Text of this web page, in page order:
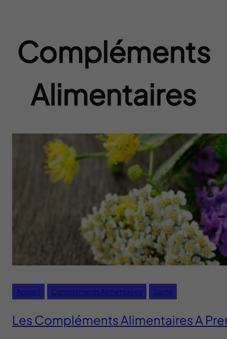
Compléments
Alimentaires
Accueil Compléments Alimentaires Santé
Les Compléments Alimentaires A